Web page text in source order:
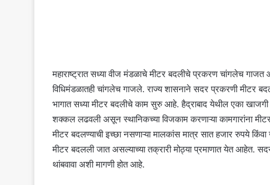
महाराष्ट्रात सध्या वीज मंडळाचे मीटर बदलीचे प्रकरण चांगलेच
विधिमंडळातही चांगलेच गाजले. राज्य शासनाने सदर प्रकरणी
भागात सध्या मीटर बदलीचे काम सुरु आहे. हैद्राबाद येथील एका
शक्कल लढवली असून स्थानिकच्या विजकाम करणाऱ्या कामगारांना
मीटर बदलण्याची इच्छा नसणाऱ्या मालकांस मात्र सात हजार रुपये
मीटर बदलली जात असल्याच्या तक्रारी मोठ्या प्रमाणात येत आहेत.
थांबवावा अशी मागणी होत आहे.